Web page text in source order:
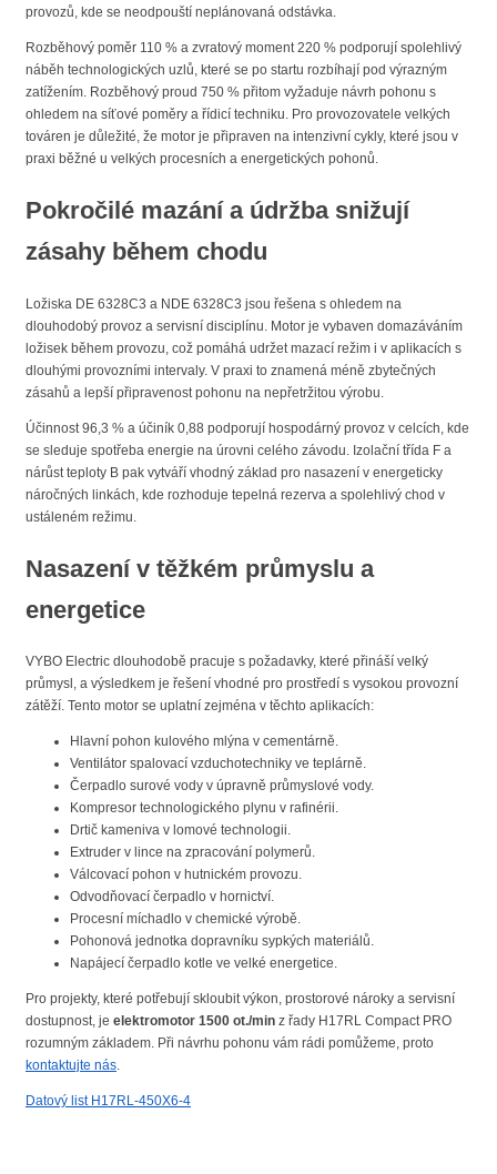
provozů, kde se neodpouští neplánovaná odstávka.
Rozběhový poměr 110 % a zvratový moment 220 % podporují spolehlivý
náběh technologických uzlů, které se po startu rozbíhají pod výrazným
zatížením. Rozběhový proud 750 % přitom vyžaduje návrh pohonu s
ohledem na síťové poměry a řídicí techniku. Pro provozovatele velkých
továren je důležité, že motor je připraven na intenzivní cykly, které jsou v
praxi běžné u velkých procesních a energetických pohonů.
Pokročilé mazání a údržba snižují
zásahy během chodu
Ložiska DE 6328C3 a NDE 6328C3 jsou řešena s ohledem na
dlouhodobý provoz a servisní disciplínu. Motor je vybaven domazáváním
ložisek během provozu, což pomáhá udržet mazací režim i v aplikacích s
dlouhými provozními intervaly. V praxi to znamená méně zbytečných
zásahů a lepší připravenost pohonu na nepřetržitou výrobu.
Účinnost 96,3 % a účiník 0,88 podporují hospodárný provoz v celcích, kde
se sleduje spotřeba energie na úrovni celého závodu. Izolační třída F a
nárůst teploty B pak vytváří vhodný základ pro nasazení v energeticky
náročných linkách, kde rozhoduje tepelná rezerva a spolehlivý chod v
ustáleném režimu.
Nasazení v těžkém průmyslu a
energetice
VYBO Electric dlouhodobě pracuje s požadavky, které přináší velký
průmysl, a výsledkem je řešení vhodné pro prostředí s vysokou provozní
zátěží. Tento motor se uplatní zejména v těchto aplikacích:
Hlavní pohon kulového mlýna v cementárně.
Ventilátor spalovací vzduchotechniky ve teplárně.
Čerpadlo surové vody v úpravně průmyslové vody.
Kompresor technologického plynu v rafinérii.
Drtič kameniva v lomové technologii.
Extruder v lince na zpracování polymerů.
Válcovací pohon v hutnickém provozu.
Odvodňovací čerpadlo v hornictví.
Procesní míchadlo v chemické výrobě.
Pohonová jednotka dopravníku sypkých materiálů.
Napájecí čerpadlo kotle ve velké energetice.
Pro projekty, které potřebují skloubit výkon, prostorové nároky a servisní
dostupnost, je elektromotor 1500 ot./min z řady H17RL Compact PRO
rozumným základem. Při návrhu pohonu vám rádi pomůžeme, proto
kontaktujte nás.
Datový list H17RL-450X6-4